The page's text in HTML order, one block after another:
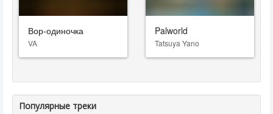
Вор-одиночка
VA
Palworld
Tatsuya Yano
Популярные треки